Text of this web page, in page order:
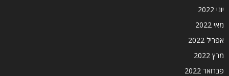
יוני 2022
מאי 2022
אפריל 2022
מרץ 2022
פברואר 2022